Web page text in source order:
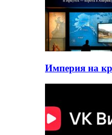
Империя на